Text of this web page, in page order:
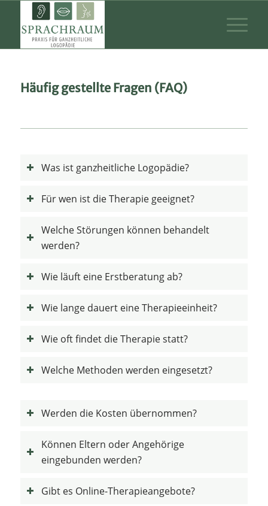
Häufig gestellte Fragen (FAQ)
Was ist ganzheitliche Logopädie?
Für wen ist die Therapie geeignet?
Welche Störungen können behandelt
werden?
Wie läuft eine Erstberatung ab?
Wie lange dauert eine Therapieeinheit?
Wie oft findet die Therapie statt?
Welche Methoden werden eingesetzt?
Werden die Kosten übernommen?
Können Eltern oder Angehörige
eingebunden werden?
Gibt es Online-Therapieangebote?